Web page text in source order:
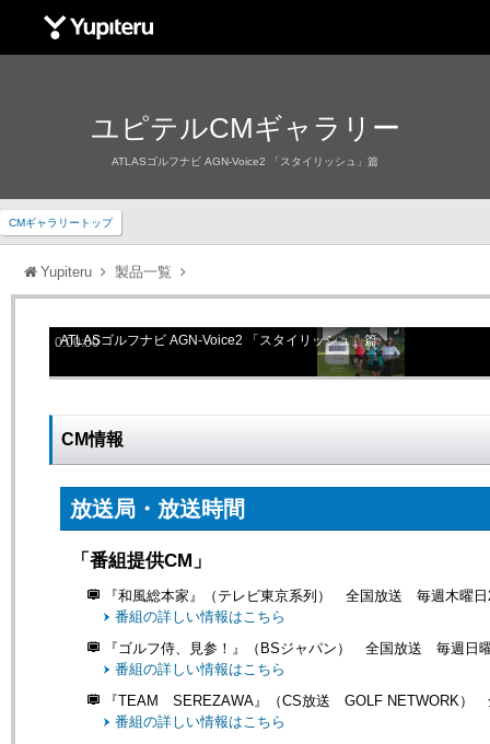
ユピテルCMギャラリー
ATLASゴルフナビ AGN-Voice2 「スタイリッシュ」篇
CMギャラリートップ
Yupiteru 製品一覧
ATLASゴルフナビ AGN-Voice2 「スタイリッシュ」篇
0:00:00
CM情報
放送局・放送時間
「番組提供CM」
『和風総本家』（テレビ東京系列） 全国放送 毎週木曜日
番組の詳しい情報はこちら
『ゴルフ侍、見参！』（BSジャパン） 全国放送 毎週日
番組の詳しい情報はこちら
『TEAM SEREZAWA』（CS放送 GOLF NETWORK）
番組の詳しい情報はこちら